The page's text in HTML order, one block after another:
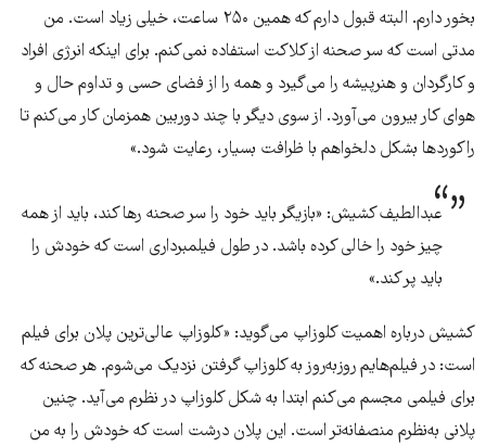
بخور دارم. البته قبول دارم که همین ۲۵۰ ساعت، خیلی زیاد است. من
مدتی است که سر صحنه از کلاکت استفاده نمی‌کنم. برای اینکه انرژی افراد
و کارگردان و هنرپیشه را می‌گیرد و همه را از فضای حسی و تداوم حال و
هوای کار بیرون می‌آورد. از سوی دیگر با چند دوربین همزمان کار می‌کنم تا
راکورد‌ها بشکل دلخواهم با ظرافت بسیار، رعایت شود.»
عبدالطیف کشیش: «بازیگر باید خود را سر صحنه‌‌ رها کند، باید از همه
چیز خود را خالی کرده باشد. در طول فیلمبرداری است که خودش را
باید پر کند.»
کشیش درباره اهمیت کلوزاپ می‌گوید: «کلوزاپ عالی‌ترین پلان برای فیلم
است: در فیلم‌هایم روزبه‌روز به کلوزاپ گرفتن نزدیک می‌شوم. هر صحنه که
برای فیلمی مجسم می‌کنم ابتدا به شکل کلوزاپ در نظرم می‌‌آید. چنین
پلانی به‌نظرم منصفانه‌تر است. این پلان درشت است که خودش را به من